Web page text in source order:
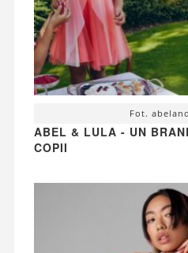
Fot.
ABEL & LULA - UN
COPII